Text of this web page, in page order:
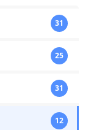
31
25
31
12